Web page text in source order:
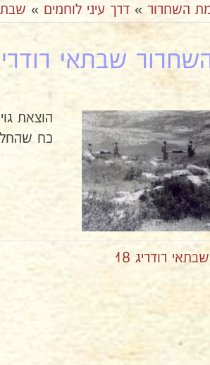
השחרור » דרך עיני לוחמים »
שבתאי רודריג
הוצאת
כח שהחליף את אנשי
רודריג 18